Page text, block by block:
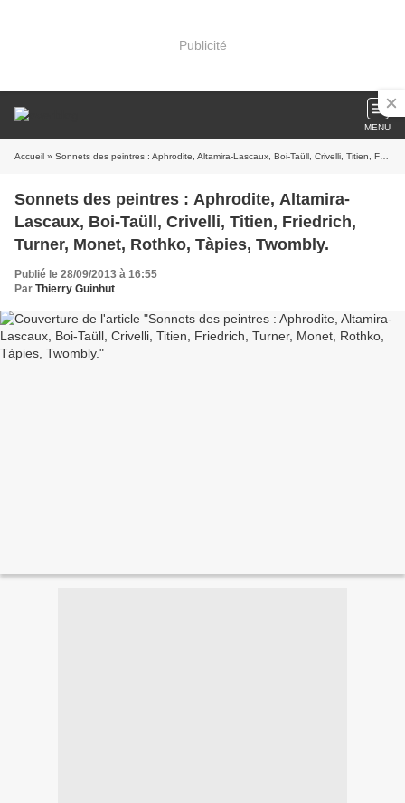
Publicité
MENU
Accueil » Sonnets des peintres : Aphrodite, Altamira-Lascaux, Boi-Taüll, Crivelli, Titien, Friedrich, Turner, Monet, Rothko, Tàpies, Twombly.
Sonnets des peintres : Aphrodite, Altamira-
Lascaux, Boi-Taüll, Crivelli, Titien, Friedrich,
Turner, Monet, Rothko, Tàpies, Twombly.
Publié le 28/09/2013 à 16:55
Par Thierry Guinhut